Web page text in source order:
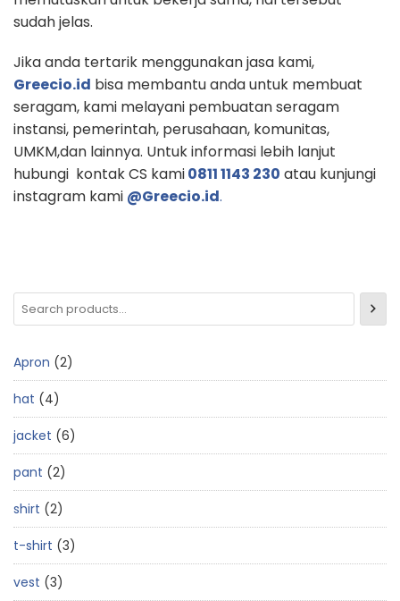
sudah jelas.
Jika anda tertarik menggunakan jasa kami,
Greecio.id bisa membantu andauntuk membuat
seragam, kami melayani pembuatan seragam
instansi, pemerintah, perusahaan, komunitas,
UMKM,dan lainnya. Untuk informasi lebih lanjut
hubungi kontak CS kami0811 1143 230 atau kunjungi
instagram kami @Greecio.id.
Apron 2
hat 4
jacket 6
pant 2
shirt 2
t-shirt 3
vest 3